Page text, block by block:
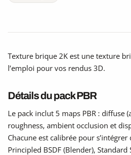
Texture brique 2K est une texture
l’emploi pour vos rendus 3D.
Détails du pack PBR
Le pack inclut 5 maps PBR : diffuse
roughness, ambient occlusion et
Chacune est calibrée pour
Principled BSDF (Blender),